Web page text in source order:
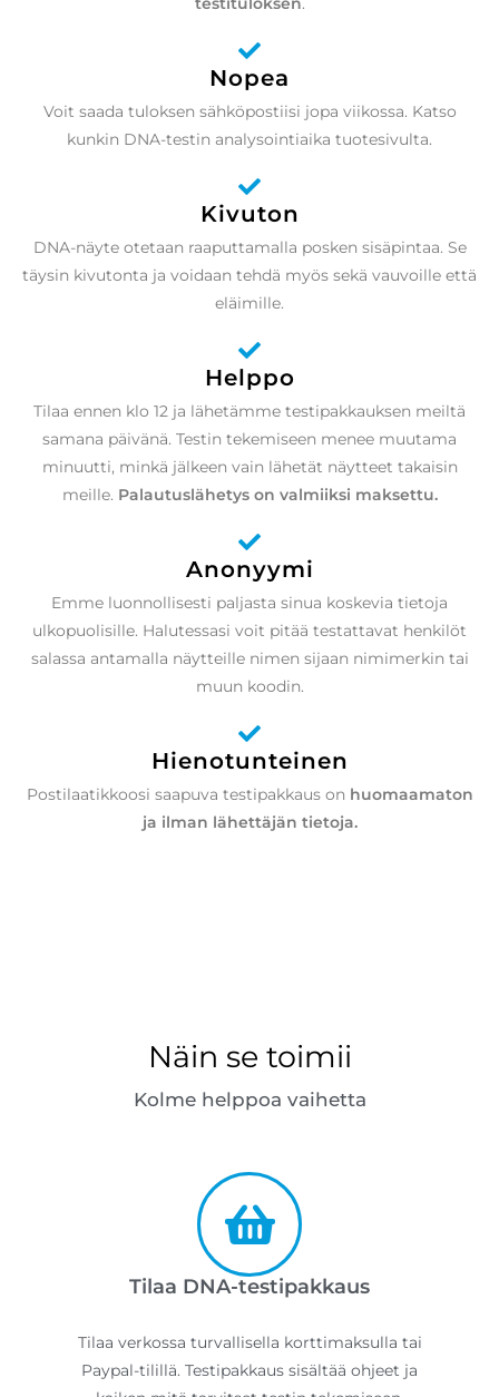
Nopea
Voit saada tuloksen sähköpostiisi jopa viikossa. Katso
kunkin DNA-testin analysointiaika tuotesivulta.
Kivuton
DNA-näyte otetaan raaputtamalla posken sisäpintaa. Se
täysin kivutonta ja voidaan tehdä myös sekä vauvoille että
eläimille.
Helppo
Tilaa ennen klo 12 ja lähetämme testipakkauksen meiltä
samana päivänä. Testin tekemiseen menee muutama
minuutti, minkä jälkeen vain lähetät näytteet takaisin
meille. Palautuslähetys on valmiiksi maksettu.
Anonyymi
Emme luonnollisesti paljasta sinua koskevia tietoja
ulkopuolisille. Halutessasi voit pitää testattavat henkilöt
salassa antamalla näytteille nimen sijaan nimimerkin tai
muun koodin.
Hienotunteinen
Postilaatikkoosi saapuva testipakkaus on huomaamaton
ja ilman lähettäjän tietoja.
Näin se toimii
Kolme helppoa vaihetta
Tilaa DNA-testipakkaus
Tilaa verkossa turvallisella korttimaksulla tai
Paypal-tilillä. Testipakkaus sisältää ohjeet ja